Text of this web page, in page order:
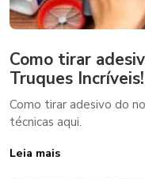
Como tirar
Truques Incríveis!
Como tirar adesivo do
técnicas aqui.
Leia mais